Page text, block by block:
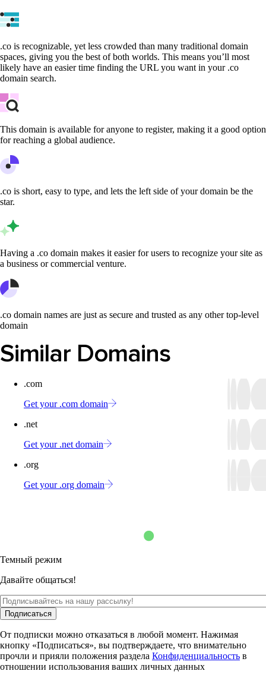
.co is recognizable, yet less crowded than many traditional domain
spaces, giving you the best of both worlds. This means you’ll most
likely have an easier time finding the URL you want in your .co
domain search.
This domain is available for anyone to register, making it a good option
for reaching a global audience.
.co is short, easy to type, and lets the left side of your domain be the
star.
Having a .co domain makes it easier for users to recognize your site as
a business or commercial venture.
.co domain names are just as secure and trusted as any other top-level
domain
Similar Domains
.com
Get your .com domain
.net
Get your .net domain
.org
Get your .org domain
Темный режим
Давайте общаться!
Подписаться
От подписки можно отказаться в любой момент. Нажимая
кнопку «Подписаться», вы подтверждаете, что внимательно
прочли и прияли положения раздела Конфиденциальность в
отношении использования ваших личных данных